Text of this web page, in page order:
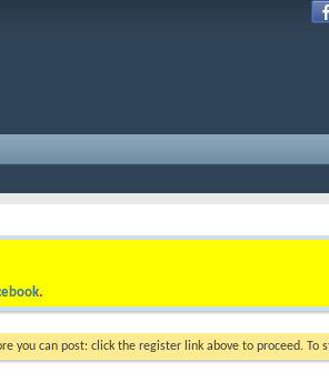
.
you can post: click the register link above to proceed.